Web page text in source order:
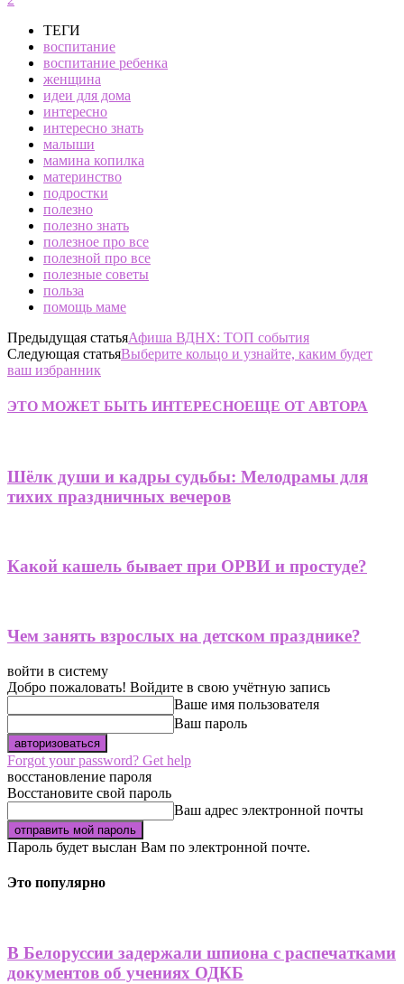
ТЕГИ
воспитание
воспитание ребенка
женщина
идеи для дома
интересно
интересно знать
малыши
мамина копилка
материнство
подростки
полезно
полезно знать
полезное про все
полезной про все
полезные советы
польза
помощь маме
Предыдущая статьяАфиша ВДНХ: ТОП события
Следующая статьяВыберите кольцо и узнайте, каким будет
ваш избранник
ЭТО МОЖЕТ БЫТЬ ИНТЕРЕСНОЕЩЕ ОТ АВТОРА
Шёлк души и кадры судьбы: Мелодрамы для
тихих праздничных вечеров
Какой кашель бывает при ОРВИ и простуде?
Чем занять взрослых на детском празднике?
войти в систему
Добро пожаловать! Войдите в свою учётную запись
Ваше имя пользователя
Ваш пароль
Forgot your password? Get help
восстановление пароля
Восстановите свой пароль
Ваш адрес электронной почты
Пароль будет выслан Вам по электронной почте.
Это популярно
В Белоруссии задержали шпиона с распечатками
документов об учениях ОДКБ